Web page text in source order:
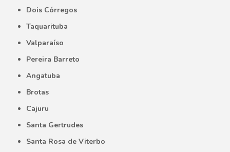
Dois Córregos
Taquarituba
Valparaíso
Pereira Barreto
Angatuba
Brotas
Cajuru
Santa Gertrudes
Santa Rosa de Viterbo